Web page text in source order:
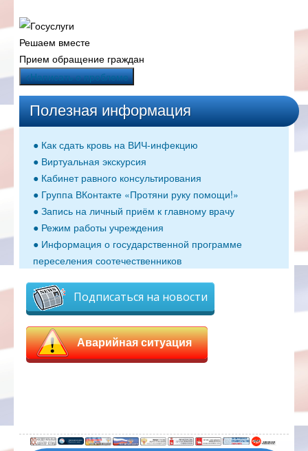
Решаем вместе
Прием обращение граждан
<Написать о проблеме
Полезная информация
● Как сдать кровь на ВИЧ-инфекцию
● Виртуальная экскурсия
● Кабинет равного консультирования
● Группа ВКонтакте «Протяни руку помощи!»
● Запись на личный приём к главному врачу
● Режим работы учреждения
● Информация о государственной программе
переселения соотечественников
Подписаться на новости
Аварийная ситуация